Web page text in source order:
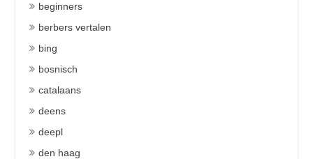
beginners
berbers vertalen
bing
bosnisch
catalaans
deens
deepl
den haag